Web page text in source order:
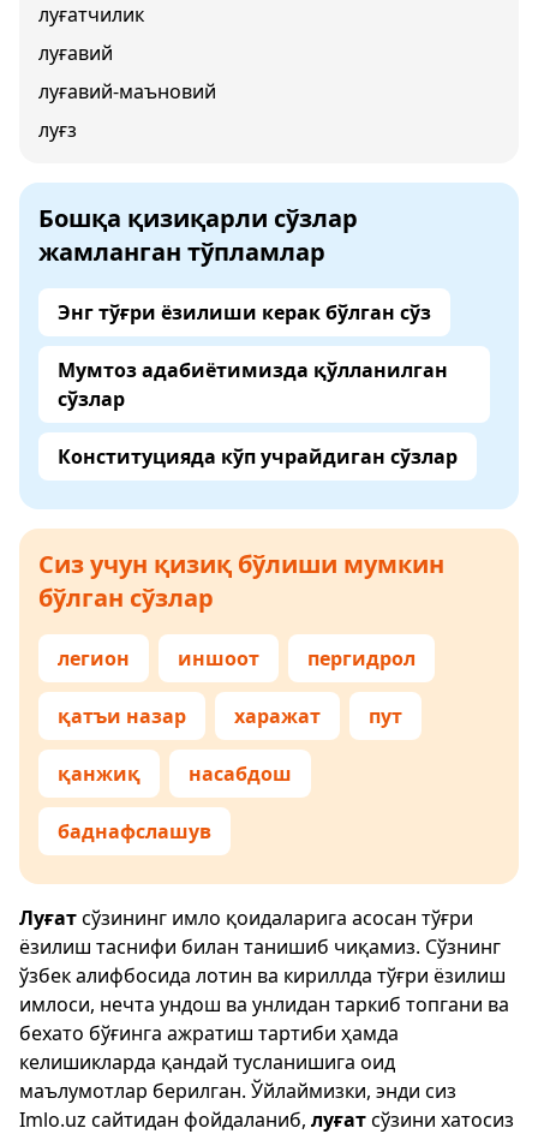
луғатчилик
луғавий
луғавий-маъновий
луғз
Бошқа қизиқарли сўзлар
жамланган тўпламлар
Энг тўғри ёзилиши керак бўлган сўз
Мумтоз адабиётимизда қўлланилган
сўзлар
Конституцияда кўп учрайдиган сўзлар
Сиз учун қизиқ бўлиши мумкин
бўлган сўзлар
легион иншоот пергидрол
қатъи назар харажат пут
қанжиқ насабдош
баднафслашув
Луғатсўзининг имло қоидаларига асосан тўғри
ёзилиш таснифи билан танишиб чиқамиз. Сўзнинг
ўзбек алифбосида лотин ва кириллда тўғри ёзилиш
имлоси, нечта ундош ва унлидан таркиб топгани ва
бехато бўғинга ажратиш тартиби ҳамда
келишикларда қандай тусланишига оид
маълумотлар берилган. Ўйлаймизки, энди сиз
Imlo.uz сайтидан фойдаланиб, луғатсўзини хатосиз